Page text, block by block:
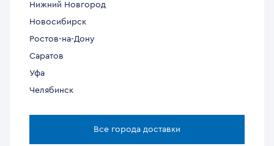
Нижний Новгород
Новосибирск
Ростов-на-Дону
Саратов
Уфа
Челябинск
Все города доставки